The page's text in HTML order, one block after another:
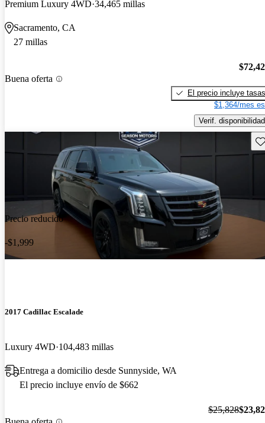
Premium Luxury 4WD 34,465 millas
Sacramento, CA
27 millas
Buena oferta
El precio incluye tasas
$1,364/mes
Verif. disponibilidad
Precio reducido
-$1,999
2017 Cadillac Escalade
Luxury 4WD 104,483 millas
Entrega a domicilio desde Sunnyside, WA
El precio incluye envío de $662
$25,828